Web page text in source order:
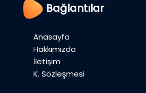
Bağlantılar
Anasayfa
Hakkımızda
İletişim
K. Sözleşmesi